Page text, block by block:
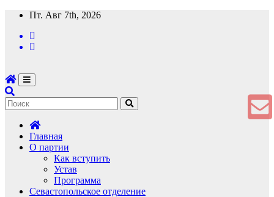
Перейти
содержимому
Пт. Авг 7th, 2026
Главная
О партии
Как вступить
Устав
Программа
Севастопольское отделение